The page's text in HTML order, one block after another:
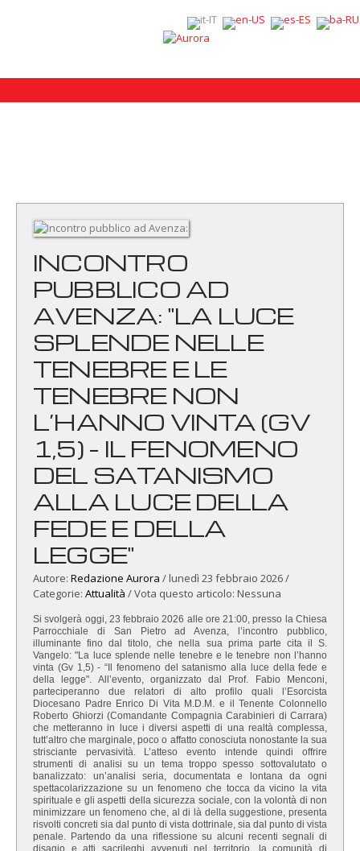
INCONTRO
PUBBLICO AD
AVENZA: "LA LUCE
SPLENDE NELLE
TENEBRE E LE
TENEBRE NON
L’HANNO VINTA (GV
1,5) - IL FENOMENO
DEL SATANISMO
ALLA LUCE DELLA
FEDE E DELLA
LEGGE"
Autore: Redazione Aurora /lunedì 23 febbraio 2026/
Categorie: Attualità / Vota questo articolo: Nessuna
Si svolgerà oggi, 23 febbraio 2026 alle ore 21:00, presso la Chiesa
Parrocchiale di San Pietro ad Avenza, l’incontro pubblico,
illuminante fino dal titolo, che nella sua prima parte cita il S.
Vangelo: "La luce splende nelle tenebre e le tenebre non l’hanno
vinta (Gv 1,5) - “Il fenomeno del satanismo alla luce della fede e
della legge". All’evento, organizzato dal Prof. Fabio Menconi,
parteciperanno due relatori di alto profilo quali l’Esorcista
Diocesano Padre Enrico Di Vita M.D.M. e il Tenente Colonnello
Roberto Ghiorzi (Comandante Compagnia Carabinieri di Carrara)
che metteranno in luce i diversi aspetti di una realtà complessa,
tutt’altro che marginale, poco o affatto conosciuta nonostante la sua
strisciante pervasività. L’atteso evento intende quindi offrire
strumenti di analisi su un tema troppo spesso sottovalutato o
banalizzato: un’analisi seria, documentata e lontana da ogni
spettacolarizzazione su un fenomeno che tocca da vicino la vita
spirituale e gli aspetti della sicurezza sociale, con la volontà di non
minimizzare un fenomeno che, al di là della suggestione, presenta
risvolti concreti sia dal punto di vista dottrinale, sia dal punto di vista
penale. Partendo da una riflessione su alcuni recenti segnali di
disagio e atti sacrileghi avvenuti nel territorio, la comunità di